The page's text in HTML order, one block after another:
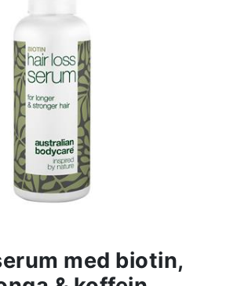
med biotin,